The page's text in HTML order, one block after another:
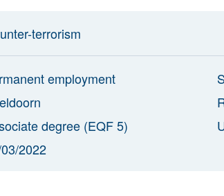
terrorism
employment
degree (EQF 5)
2022